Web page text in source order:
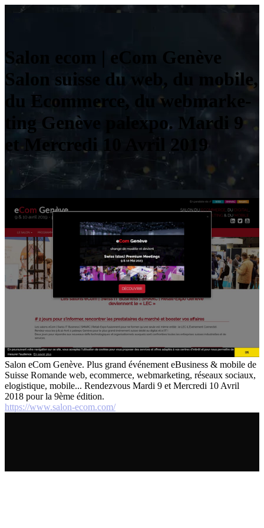
Salon ecom | eCom Genève
Salon suisse du web, du mobile,
du Ecommerce, du web­mar­ke­
ting Genève palexpo. Mardi 9
et Mercredi 10 Avril 2019
Salon eCom Genève. Plus grand événement eBusiness & mobile de
Suisse Romande web, ecommerce, webmarketing, réseaux sociaux,
elogistique, mobile... Rendezvous Mardi 9 et Mercredi 10 Avril
2018 pour la 9ème édition.
https://www.salon-ecom.com/